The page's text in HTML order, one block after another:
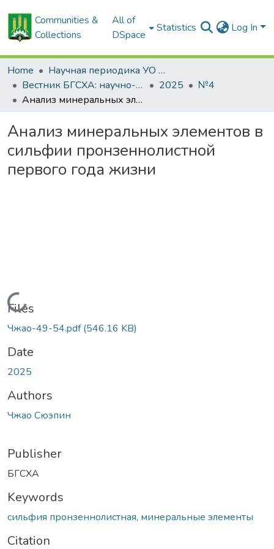
Communities &
Collections
All of
DSpace
Statistics Log In
Home
Научная периодика УО БГСХА
Вестник БГСХА: научно-методический журнал Белорусской государственной сельскохозяйственной академии
2025
№4
Анализ минеральных элементов в сильфии пронзеннолистной первого года жизни
Анализ минеральных элементов в
сильфии пронзеннолистной
первого года жизни
Loading...
Files
Чжао-49-54.pdf(546.16 KB)
Date
2025
Authors
Чжао Сюэпин
Publisher
БГСХА
Keywords
сильфия пронзеннолистная, минеральные элементы
Citation